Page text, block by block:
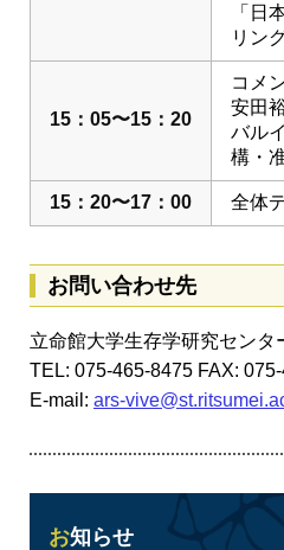
「日
リン
15：05〜15：20
コメ
安田
バル
構・
15：20〜17：00 全体
お問い合わせ先
立命館大学生存学研究センタ
TEL: 075-465-8475 FAX:
E-mail: ars-
お知らせ